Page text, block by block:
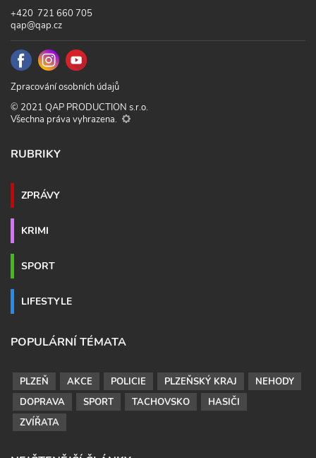
+420 721 660 705
qap@qap.cz
Zpracování osobních údajů
© 2021 QAP PRODUCTION s.r.o.
Všechna práva vyhrazena.
RUBRIKY
ZPRÁVY
KRIMI
SPORT
LIFESTYLE
POPULÁRNÍ TÉMATA
PLZEŇ AKCE POLICIE PLZEŇSKÝ KRAJ
NEHODY
DOPRAVA
SPORT TACHOVSKO
HASIČI
ZVÍŘATA